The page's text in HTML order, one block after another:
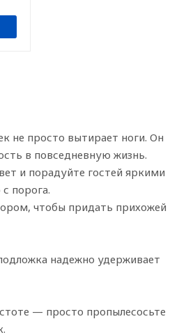
не просто вытирает ноги. Он
в повседневную жизнь.
и порадуйте гостей яркими
порога.
чтобы придать прихожей
надежно удерживает
— просто пропылесосьте